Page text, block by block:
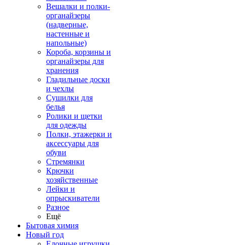
Вешалки и полки-
органайзеры
(надверные,
настенные и
напольные)
Короба, корзины и
органайзеры для
хранения
Гладильные доски
и чехлы
Сушилки для
белья
Ролики и щетки
для одежды
Полки, этажерки и
аксессуары для
обуви
Стремянки
Крючки
хозяйственные
Лейки и
опрыскиватели
Разное
Ещё
Бытовая химия
Новый год